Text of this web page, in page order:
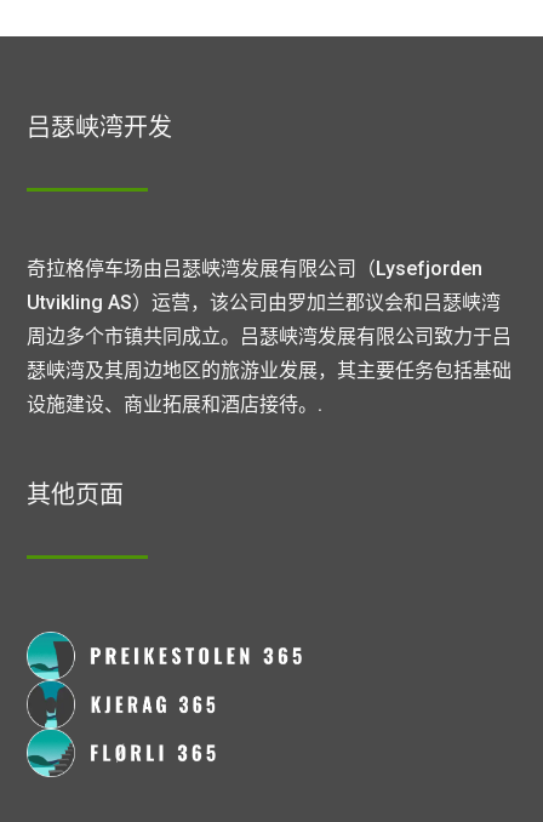
吕瑟峡湾开发
奇拉格停车场由吕瑟峡湾发展有限公司（Lysefjorden
Utvikling AS）运营，该公司由罗加兰郡议会和吕瑟峡湾
周边多个市镇共同成立。吕瑟峡湾发展有限公司致力于吕
瑟峡湾及其周边地区的旅游业发展，其主要任务包括基础
设施建设、商业拓展和酒店接待。.
其他页面